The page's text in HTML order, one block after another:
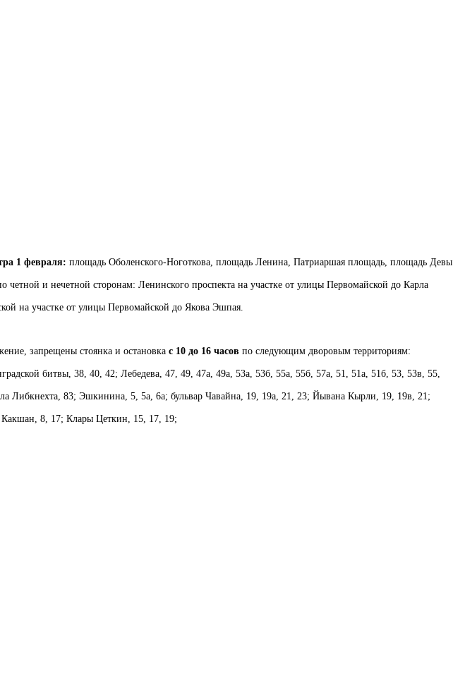
1 февраля: площадь Оболенского-Ноготкова, площадь Ленина, Патриаршая площадь, площадь Девы
и нечетной сторонам: Ленинского проспекта на участке от улицы Первомайской до Карла
на участке от улицы Первомайской до Якова Эшпая.
запрещены стоянка и остановка с 10 до 16 часов по следующим дворовым территориям:
битвы, 38, 40, 42; Лебедева, 47, 49, 47а, 49а, 53а, 53б, 55а, 55б, 57а, 51, 51а, 51б, 53, 53в, 55,
Либкнехта, 83; Эшкинина, 5, 5а, 6а; бульвар Чавайна, 19, 19а, 21, 23; Йывана Кырли, 19, 19в, 21;
Какшан, 8, 17; Клары Цеткин, 15, 17, 19;